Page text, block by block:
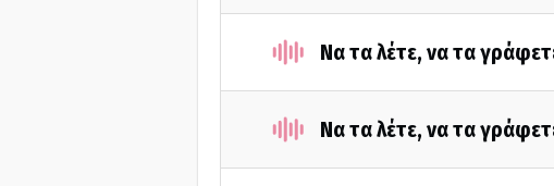
Να τα λέτε, να τα
Να τα λέτε, να τα